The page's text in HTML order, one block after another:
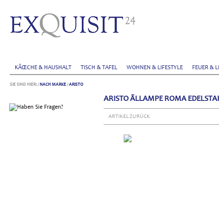
KÃŒCHE & HAUSHALT TISCH & TAFEL WOHNEN & LIFESTYLE FEUER &
SIE SIND HIER: / NACH MARKE /ARISTO
ARISTO ÃLLAMPE ROMA
ARTIKEL ZURÜCK